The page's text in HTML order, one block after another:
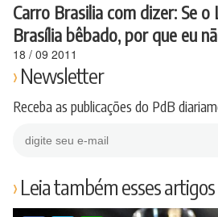
Carro Brasilia com dizer: Se
Brasília bêbado, por que eu
18 / 09 2011
Newsletter
Receba as publicações do PdB
Leia também esses